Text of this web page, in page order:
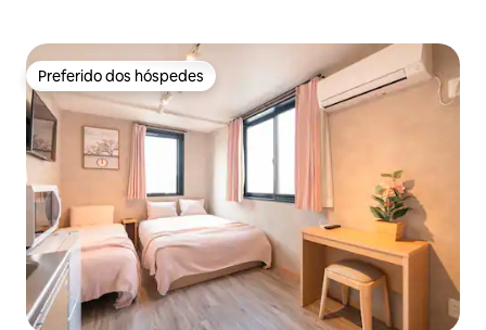
Preferido dos hóspedes
Preferido dos hóspedes